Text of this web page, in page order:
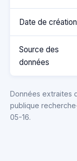
Date de création
Source des
données
Données extraites
publique
05-16.